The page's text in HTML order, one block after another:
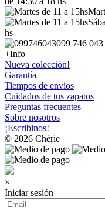
hs
099 746 043
+Info
Nueva colección!
Garantía
Tiempos de envíos
Cuidados de tus zapatos
Preguntas frecuentes
Sobre nosotros
¡Escribinos!
© 2026 Chérie
×
Iniciar sesión